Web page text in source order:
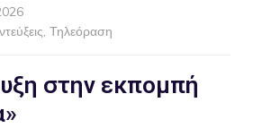
, Τηλεόραση
στην εκπομπή